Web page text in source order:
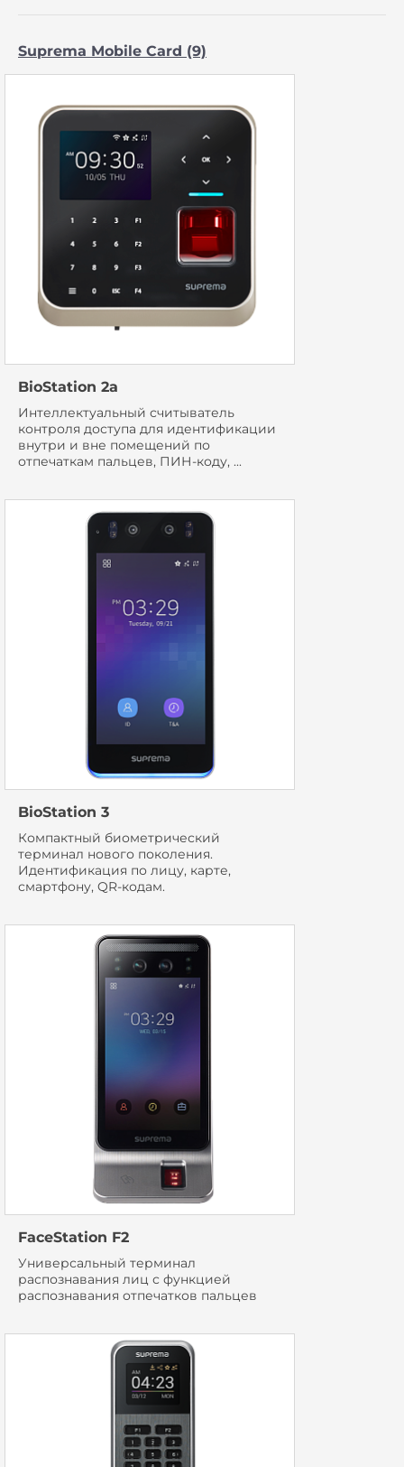
Suprema Mobile Card (9)
BioStation 2a
Интеллектуальный считыватель
контроля доступа для идентификации
внутри и вне помещений по
отпечаткам пальцев, ПИН-коду, ...
BioStation 3
Компактный биометрический
терминал нового поколения.
Идентификация по лицу, карте,
смартфону, QR-кодам.
FaceStation F2
Универсальный терминал
распознавания лиц с функцией
распознавания отпечатков пальцев